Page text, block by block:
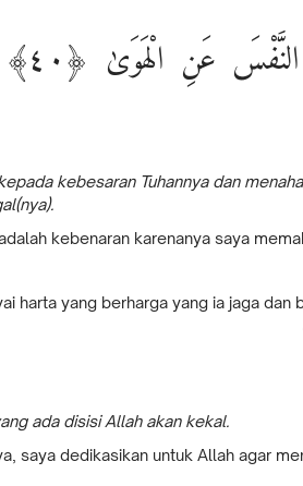
kebesaran Tuhannya dan
kebenaran karenanya saya
harta yang berharga yang ia jaga
ada disisi Allah akan kekal.
saya dedikasikan untuk Allah agar